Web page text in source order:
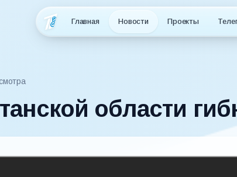
Главная Новости Проекты
области